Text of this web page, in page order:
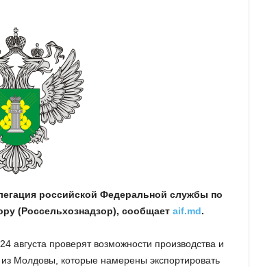
российской Федеральной службы по
(Россельхознадзор), сообщает aif.md.
августа проверят возможности производства и
Молдовы, которые намерены экспортировать